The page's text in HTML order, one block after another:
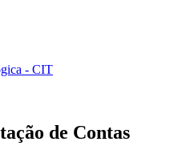
- CIT
de Contas